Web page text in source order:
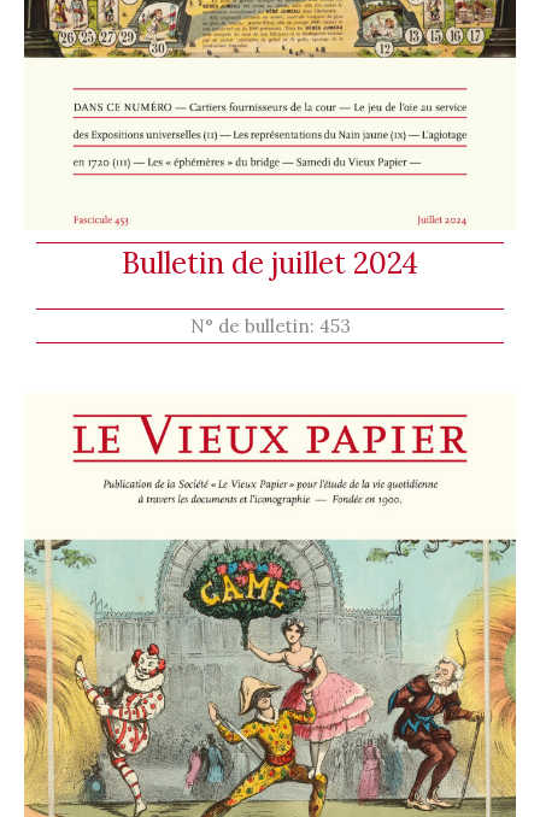
Bulletin de juillet 2024
N° de bulletin: 453